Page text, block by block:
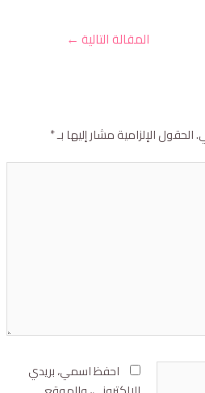
المقالة التالية←
الحقول الإلزامية مشار إليها بـ*
احفظ اسمي، بريدي